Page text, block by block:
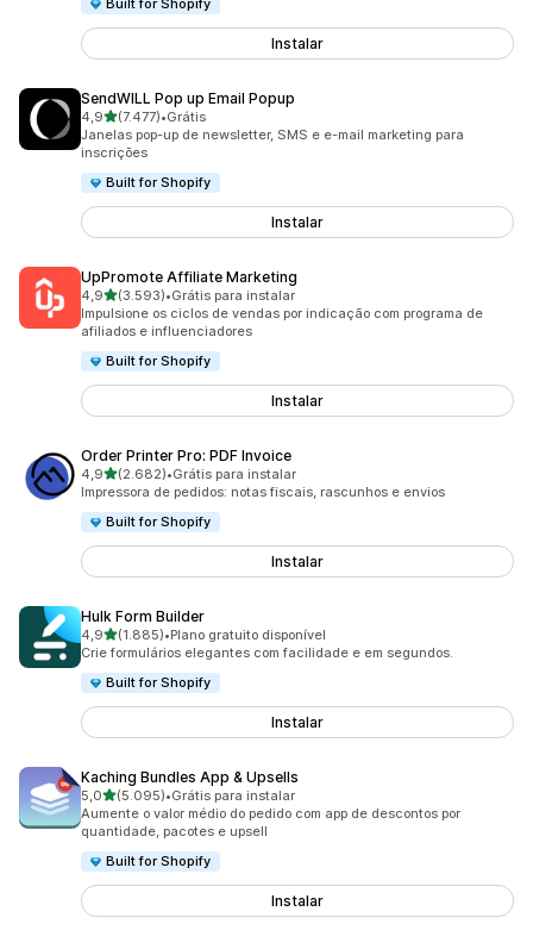
Built for Shopify
Instalar
SendWILL Pop up Email Popup
4,9de 5 estrelas
(7.477)
7477 avaliações ao todo
•Grátis
Janelas pop-up de newsletter, SMS e e-mail marketing para
inscrições
Built for Shopify
Instalar
UpPromote Affiliate Marketing
4,9de 5 estrelas
(3.593)
3593 avaliações ao todo
•Grátis para instalar
Impulsione os ciclos de vendas por indicação com programa de
afiliados e influenciadores
Built for Shopify
Instalar
Order Printer Pro: PDF Invoice
4,9de 5 estrelas
(2.682)
2682 avaliações ao todo
•Grátis para instalar
Impressora de pedidos: notas fiscais, rascunhos e envios
Built for Shopify
Instalar
Hulk Form Builder
4,9de 5 estrelas
(1.885)
1885 avaliações ao todo
•Plano gratuito disponível
Crie formulários elegantes com facilidade e em segundos.
Built for Shopify
Instalar
Kaching Bundles App & Upsells
5,0de 5 estrelas
(5.095)
5095 avaliações ao todo
•Grátis para instalar
Aumente o valor médio do pedido com app de descontos por
quantidade, pacotes e upsell
Built for Shopify
Instalar